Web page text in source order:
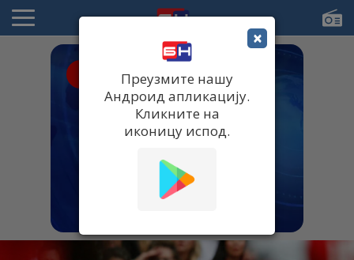
×
Преузмите нашу
Андроид апликацију.
Кликните на
иконицу испод.